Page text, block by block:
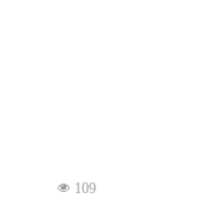
넶 109